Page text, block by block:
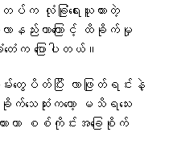
ပ်က လုံခြုံရေးယူထားတဲ့
နည်းတာကြောင့် ထိခိုက်မှု
ပြောပါတယ်။
းတွေပိတ်ပြီး လာဖြုတ်ရင်းနဲ့
သေဆုံးကတော့ မသိရသေး
းကာ စစ်ကိုင်းအခြေစိုက်